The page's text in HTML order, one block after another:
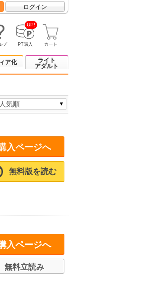
ログイン
プ
UP!
PT購入 カート
ア化
ライト
アダルト
入ページへ
無料版を読む
入ページへ
無料立読み